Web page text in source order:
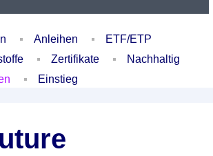
Anleihen
ETF/ETP
Zertifikate
Nachhaltig
Einstieg